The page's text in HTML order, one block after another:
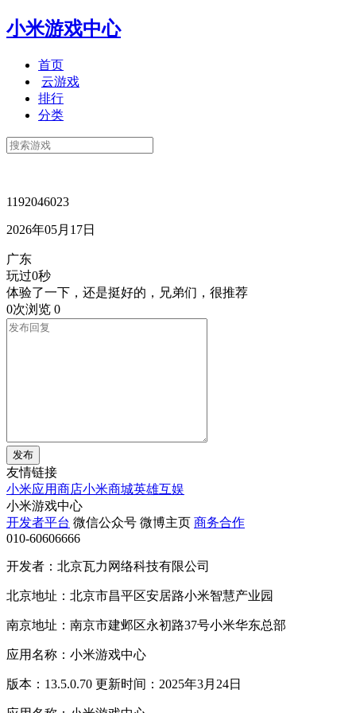
小米游戏中心
首页
云游戏
排行
分类
1192046023
2026年05月17日
广东
玩过0秒
体验了一下，还是挺好的，兄弟们，很推荐
0次浏览 0
发布
友情链接
小米应用商店小米商城英雄互娱
小米游戏中心
开发者平台 微信公众号 微博主页 商务合作
010-60606666
开发者：北京瓦力网络科技有限公司
北京地址：北京市昌平区安居路小米智慧产业园
南京地址：南京市建邺区永初路37号小米华东总部
应用名称：小米游戏中心
版本：13.5.0.70 更新时间：2025年3月24日